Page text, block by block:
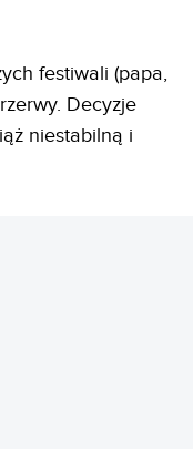
festiwali (papa,
Decyzje
niestabilną i